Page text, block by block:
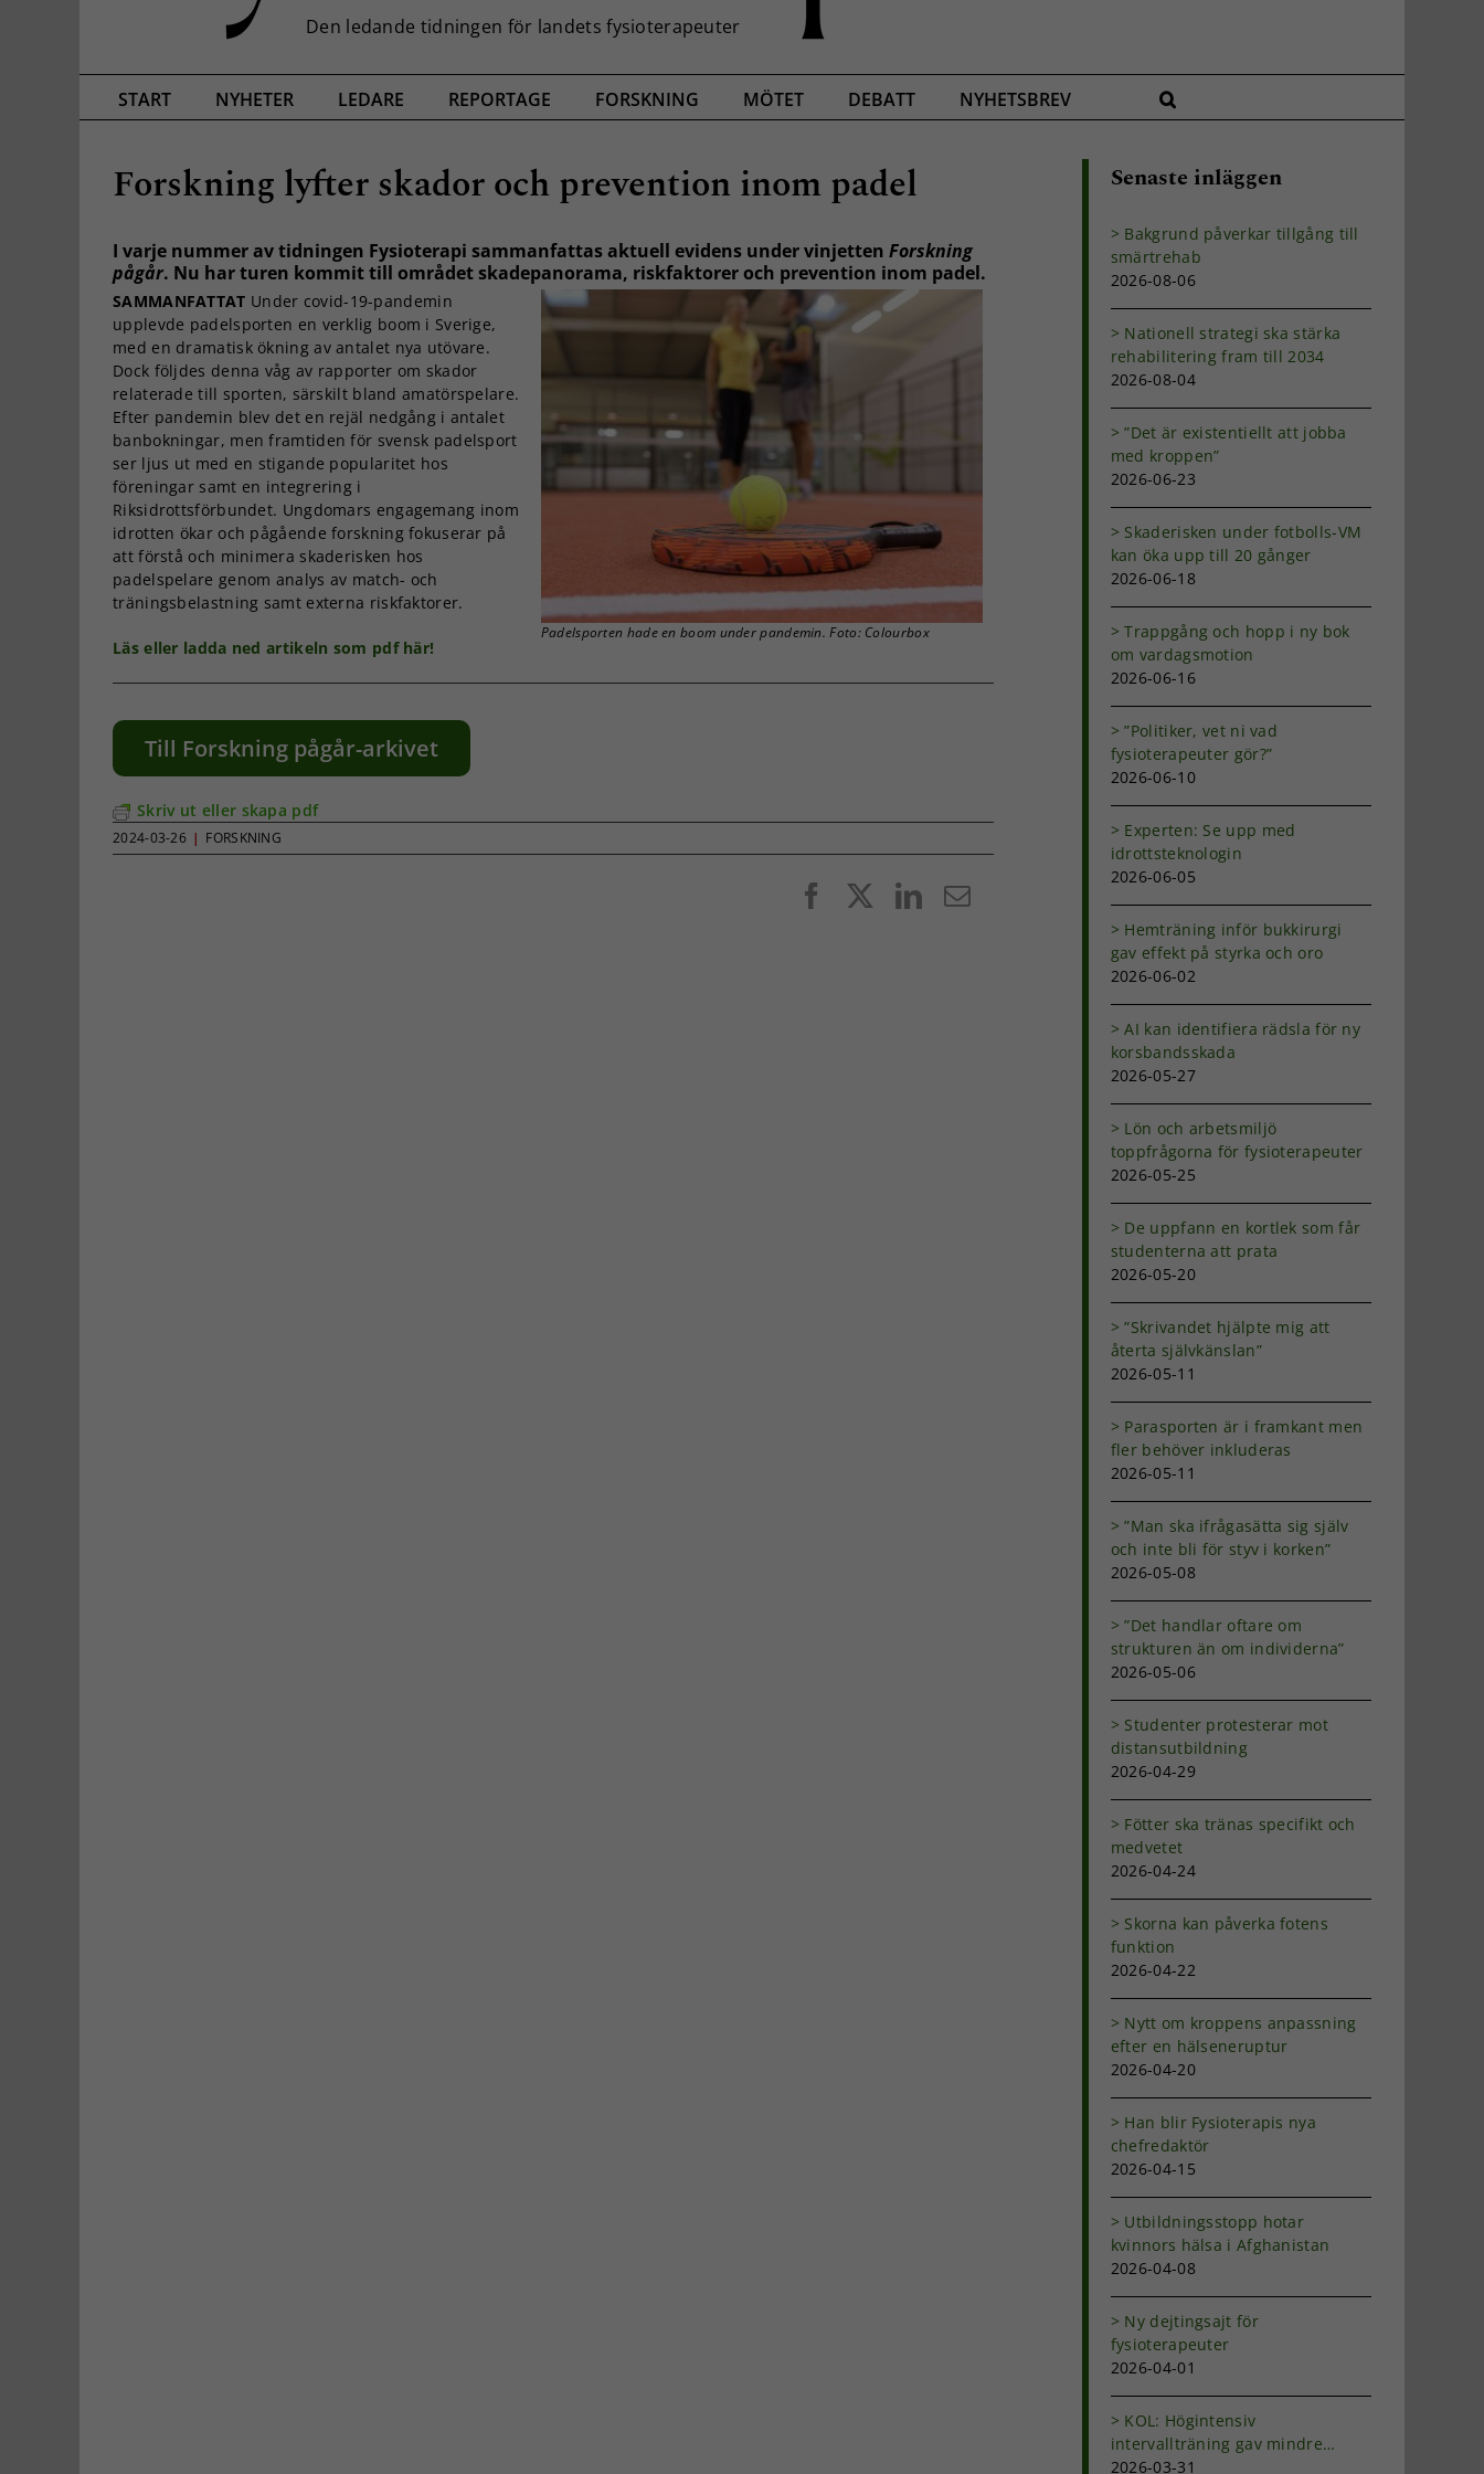
START NYHETER LEDARE REPORTAGE FORSKNING MÖTET DEBATT NYHETSBREV
Forskning lyfter skador och prevention inom padel
I varje nummer av tidningen Fysioterapi sammanfattas aktuell evidens under vinjetten Forskning
pågår. Nu har turen kommit till området skadepanorama, riskfaktorer och prevention inom padel.
Padelsporten hade en boom under pandemin. Foto: Colourbox
SAMMANFATTAT Under covid-19-pandemin
upplevde padelsporten en verklig boom i Sverige,
med en dramatisk ökning av antalet nya utövare.
Dock följdes denna våg av rapporter om skador
relaterade till sporten, särskilt bland amatörspelare.
Efter pandemin blev det en rejäl nedgång i antalet
banbokningar, men framtiden för svensk padelsport
ser ljus ut med en stigande popularitet hos
föreningar samt en integrering i
Riksidrottsförbundet. Ungdomars engagemang inom
idrotten ökar och pågående forskning fokuserar på
att förstå och minimera skaderisken hos
padelspelare genom analys av match- och
träningsbelastning samt externa riskfaktorer.
Läs eller ladda ned artikeln som pdf här!
Till Forskning pågår-arkivet
Skriv ut eller skapa pdf
2024-03-26 | FORSKNING
FacebookLinkedIn
E-
Senaste inläggen
Bakgrund påverkar tillgång till
smärtrehab
2026-08-06
Nationell strategi ska stärka
rehabilitering fram till 2034
2026-08-04
”Det är existentiellt att jobba
med kroppen”
2026-06-23
Skaderisken under fotbolls-VM
kan öka upp till 20 gånger
2026-06-18
Trappgång och hopp i ny bok
om vardagsmotion
2026-06-16
”Politiker, vet ni vad
fysioterapeuter gör?”
2026-06-10
Experten: Se upp med
idrottsteknologin
2026-06-05
Hemträning inför bukkirurgi
gav effekt på styrka och oro
2026-06-02
AI kan identifiera rädsla för ny
korsbandsskada
2026-05-27
Lön och arbetsmiljö
toppfrågorna för fysioterapeuter
2026-05-25
De uppfann en kortlek som får
studenterna att prata
2026-05-20
”Skrivandet hjälpte mig att
återta självkänslan”
2026-05-11
Parasporten är i framkant men
fler behöver inkluderas
2026-05-11
”Man ska ifrågasätta sig själv
och inte bli för styv i korken”
2026-05-08
”Det handlar oftare om
strukturen än om individerna”
2026-05-06
Studenter protesterar mot
distansutbildning
2026-04-29
Fötter ska tränas specifikt och
medvetet
2026-04-24
Skorna kan påverka fotens
funktion
2026-04-22
Nytt om kroppens anpassning
efter en hälseneruptur
2026-04-20
Han blir Fysioterapis nya
chefredaktör
2026-04-15
Utbildningsstopp hotar
kvinnors hälsa i Afghanistan
2026-04-08
Ny dejtingsajt för
fysioterapeuter
2026-04-01
KOL: Högintensiv
intervallträning gav mindre
andfåddhet
2026-03-31